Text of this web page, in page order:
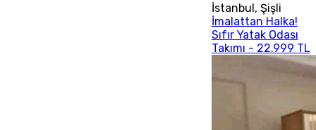
İstanbul, Şişli
İmalattan Halka!
Sıfır Yatak Odası
Takımı - 22.999 TL